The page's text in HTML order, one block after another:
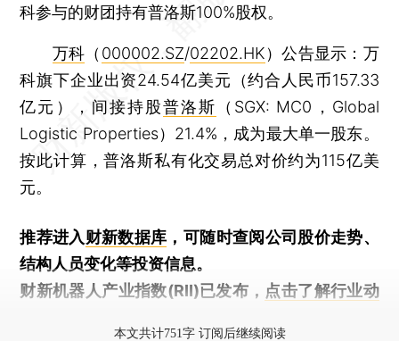
科参与的财团持有普洛斯100%股权。
万科 （ 000002.SZ/02202.HK）公告显示：万
科旗下企业出资24.54亿美元（约合人民币157.33
亿元），间接持股普洛斯
（SGX: MC0，Global
Logistic Properties）21.4%，成为最大单一股东。
按此计算，普洛斯私有化交易总对价约为115亿美
元。
推荐进入财新数据库 ，可随时查阅公司股价走势、
结构人员变化等投资信息。
财新机器人产业指数(RII)已发布， 点击了解行业动
本文共计751字 订阅后继续阅读